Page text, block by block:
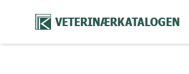
VETERINÆRKATALOGEN